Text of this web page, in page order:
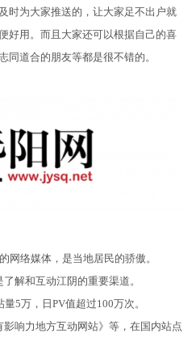
时为大家推送的，让大家足不出户就
好用。而且大家还可以根据自己的喜
同道合的朋友等都是很不错的。
网络媒体，是当地居民的骄傲。
解和互动江阴的重要渠道。
5万，日PV值超过100万次。
响力地方互动网站》等，在国内站点